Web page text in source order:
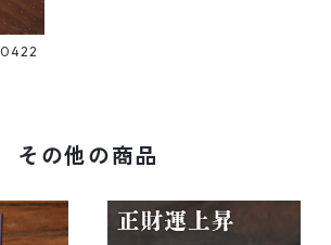
その他の商品